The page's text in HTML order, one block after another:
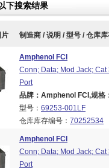
以下搜索结果
制造商 / 说明 / 型号 / 仓库
Amphenol FCI
Conn; Data; Mod Jack;
Port
品牌：Amphenol FCI,规
型号： 69253-001LF
仓库库存编号： 70252534
Amphenol FCI
Conn; Data; Mod Jack;
Port